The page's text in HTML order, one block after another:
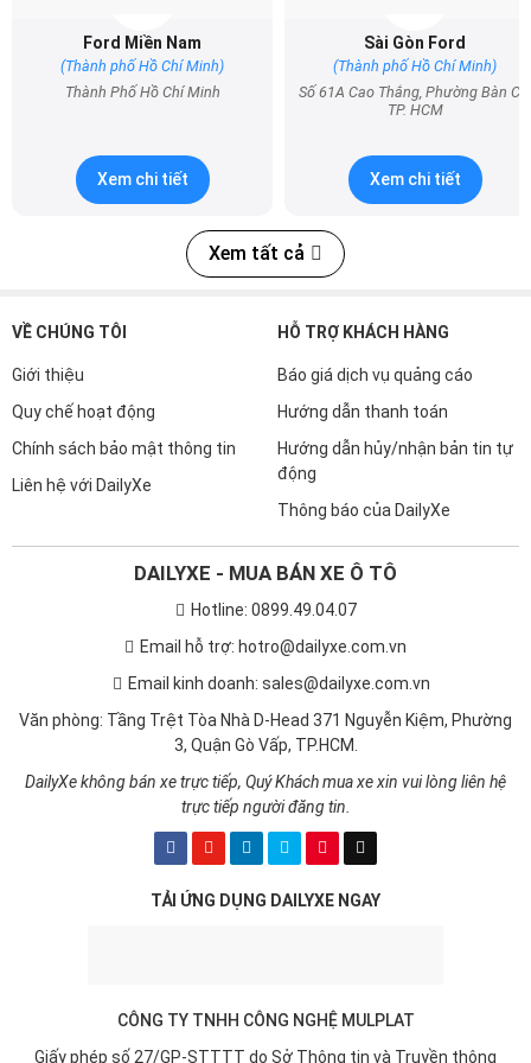
Ford Miền Nam
(Thành phố Hồ Chí Minh)
Thành Phố Hồ Chí Minh
Xem chi tiết
Sài Gòn Ford
(Thành phố Hồ Chí Minh)
Số 61A Cao Thắng, Phường Bàn Cờ,
TP. HCM
Xem chi tiết
Xem tất cả
VỀ CHÚNG TÔI
Giới thiệu
Quy chế hoạt động
Chính sách bảo mật thông tin
Liên hệ với DailyXe
HỖ TRỢ KHÁCH HÀNG
Báo giá dịch vụ quảng cáo
Hướng dẫn thanh toán
Hướng dẫn hủy/nhận bản tin tự
động
Thông báo của DailyXe
DAILYXE - MUA BÁN XE Ô TÔ
Hotline: 0899.49.04.07
Email hỗ trợ: hotro@dailyxe.com.vn
Email kinh doanh: sales@dailyxe.com.vn
Văn phòng: Tầng Trệt Tòa Nhà D-Head 371 Nguyễn Kiệm, Phường
3, Quận Gò Vấp, TP.HCM.
DailyXe không bán xe trực tiếp, Quý Khách mua xe xin vui lòng liên hệ
trực tiếp người đăng tin.
TẢI ỨNG DỤNG DAILYXE NGAY
CÔNG TY TNHH CÔNG NGHỆ MULPLAT
Giấy phép số 27/GP-STTTT do Sở Thông tin và Truyền thông